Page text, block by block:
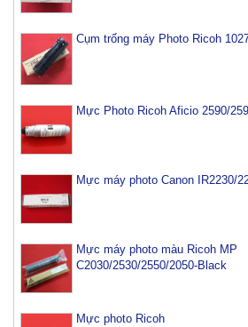
Cụm trống máy Photo Ricoh
Mực Photo Ricoh Aficio 2590/
Mực máy photo Canon IR2230/
Mực máy photo màu Ricoh MP
C2030/2530/2550/2050-Black
Mực photo Ricoh